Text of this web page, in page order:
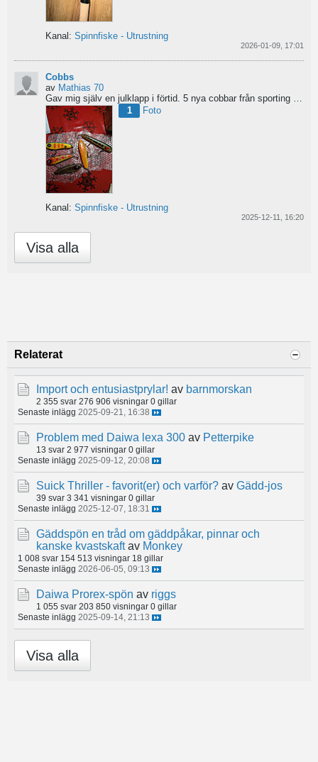
Kanal: Spinnfiske - Utrustning
2026-01-09, 17:01
Cobbs
av Mathias 70
1
Foto
Kanal: Spinnfiske - Utrustning
2025-12-11, 16:20
Visa alla
Relaterat
Import och entusiastprylar! av barnmorskan
2 355 svar 276 906 visningar 0 gillar
Senaste inlägg 2025-09-21, 16:38
Problem med Daiwa lexa 300 av Petterpike
13 svar 2 977 visningar 0 gillar
Senaste inlägg 2025-09-12, 20:08
Suick Thriller - favorit(er) och varför? av Gädd-jos
39 svar 3 341 visningar 0 gillar
Senaste inlägg 2025-12-07, 18:31
Gäddspön en tråd om gäddpåkar, pinnar och
kanske kvastskaft av Monkey
1 008 svar 154 513 visningar 18 gillar
Senaste inlägg 2026-06-05, 09:13
Daiwa Prorex-spön av riggs
1 055 svar 203 850 visningar 0 gillar
Senaste inlägg 2025-09-14, 21:13
Visa alla